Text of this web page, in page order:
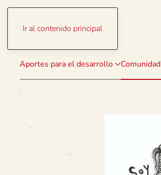
Ir al contenido principal
Aportes para el desarrollo Comunidad